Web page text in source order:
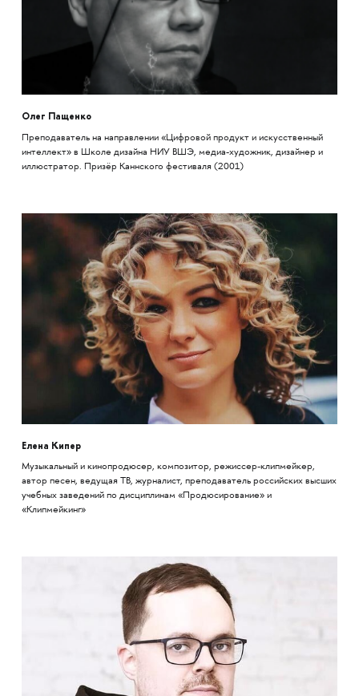
Олег Пащенко
Преподаватель на направлении «Цифровой продукт и искусственный
интеллект» в Школе дизайна НИУ ВШЭ, медиа-художник, дизайнер и
иллюстратор. Призёр Каннского фестиваля (2001)
Елена Кипер
Музыкальный и кинопродюсер, композитор, режиссер-клипмейкер,
автор песен, ведущая ТВ, журналист, преподаватель российских высших
учебных заведений по дисциплинам «Продюсирование» и
«Клипмейкинг»